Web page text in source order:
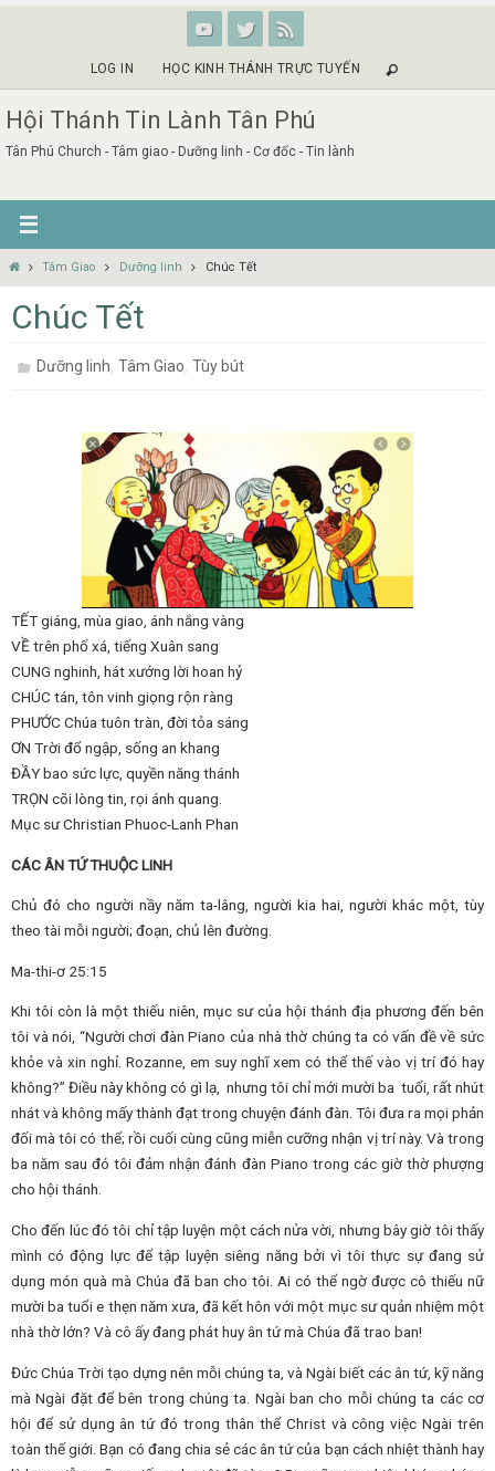
LOG IN HỌC KINH THÁNH TRỰC TUYẾN
Hội Thánh Tin Lành Tân Phú
Tân Phú Church - Tâm giao - Dưỡng linh - Cơ đốc - Tin lành
HomeTâm Giao Dưỡng linh Chúc Tết
Chúc Tết
Dưỡng linh,Tâm Giao,Tùy bút
TẾT giáng, mùa giao, ánh nắng vàng
VỀ trên phố xá, tiếng Xuân sang
CUNG nghinh, hát xướng lời hoan hỷ
CHÚC tán, tôn vinh giọng rộn ràng
PHƯỚC Chúa tuôn tràn, đời tỏa sáng
ƠN Trời đổ ngập, sống an khang
ĐẦY bao sức lực, quyền năng thánh
TRỌN cõi lòng tin, rọi ánh quang.
Mục sư Christian Phuoc-Lanh Phan
CÁC ÂN TỨ THUỘC LINH
Chủ đó cho người nầy năm ta-lâng, người kia hai, người khác một, tùy
theo tài mỗi người; đoạn, chủ lên đường.
Ma-thi-ơ 25:15
Khi tôi còn là một thiếu niên, mục sư của hội thánh địa phương đến bên
tôi và nói, “Người chơi đàn Piano của nhà thờ chúng ta có vấn đề về sức
khỏe và xin nghỉ. Rozanne, em suy nghĩ xem có thể thế vào vị trí đó hay
không?” Điều này không có gì lạ, nhưng tôi chỉ mới mười ba tuổi, rất nhút
nhát và không mấy thành đạt trong chuyện đánh đàn. Tôi đưa ra mọi phản
đối mà tôi có thể; rồi cuối cùng cũng miễn cưỡng nhận vị trí này. Và trong
ba năm sau đó tôi đảm nhận đánh đàn Piano trong các giờ thờ phượng
cho hội thánh.
Cho đến lúc đó tôi chỉ tập luyện một cách nửa vời, nhưng bây giờ tôi thấy
mình có động lực để tập luyện siêng năng bởi vì tôi thực sự đang sử
dụng món quà mà Chúa đã ban cho tôi. Ai có thể ngờ được cô thiếu nữ
mười ba tuổi e thẹn năm xưa, đã kết hôn với một mục sư quản nhiệm một
nhà thờ lớn? Và cô ấy đang phát huy ân tứ mà Chúa đã trao ban!
Đức Chúa Trời tạo dựng nên mỗi chúng ta, và Ngài biết các ân tứ, kỹ năng
mà Ngài đặt để bên trong chúng ta. Ngài ban cho mỗi chúng ta các cơ
hội để sử dụng ân tứ đó trong thân thể Christ và công việc Ngài trên
toàn thế giới. Bạn có đang chia sẻ các ân tứ của bạn cách nhiệt thành hay